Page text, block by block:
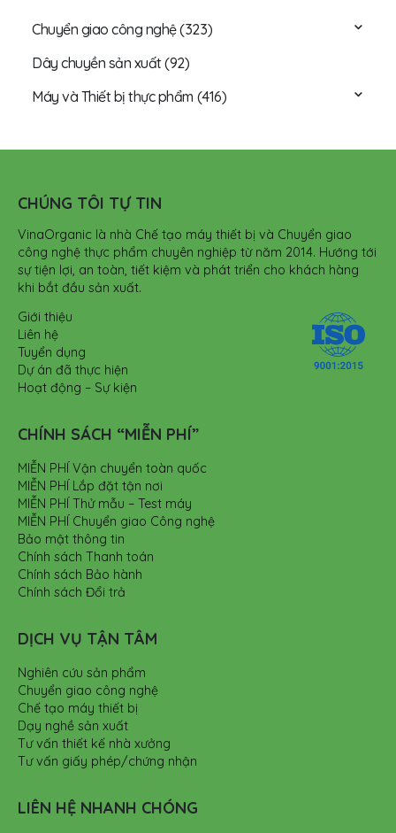
Chuyển giao công nghệ(323)
Dây chuyền sản xuất(92)
Máy và Thiết bị thực phẩm (416)
CHÚNG TÔI TỰ TIN
VinaOrganic là nhà Chế tạo máy thiết bị và Chuyển giao
công nghệ thực phẩm chuyên nghiệp từ năm 2014. Hướng tới
sự tiện lợi, an toàn, tiết kiệm và phát triển cho khách hàng
khi bắt đầu sản xuất.
Giới thiệu
Liên hệ
Tuyển dụng
Dự án đã thực hiện
Hoạt động – Sự kiện
CHÍNH SÁCH “MIỄN PHÍ”
MIỄN PHÍ Vận chuyển toàn quốc
MIỄN PHÍ Lắp đặt tận nơi
MIỄN PHÍ Thử mẫu – Test máy
MIỄN PHÍ Chuyển giao Công nghệ
Bảo mật thông tin
Chính sách Thanh toán
Chính sách Bảo hành
Chính sách Đổi trả
DỊCH VỤ TẬN TÂM
Nghiên cứu sản phẩm
Chuyển giao công nghệ
Chế tạo máy thiết bị
Dạy nghề sản xuất
Tư vấn thiết kế nhà xưởng
Tư vấn giấy phép/chứng nhận
LIÊN HỆ NHANH CHÓNG